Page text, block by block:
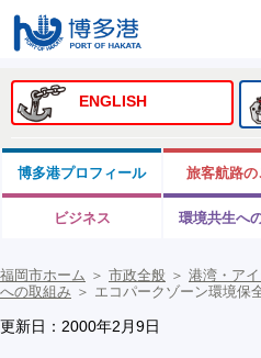
ENGLISH
博多港プロフィール 旅客航路の
ビジネス 環境共生へ
福岡市ホーム ＞ 市政全般 ＞ 港湾・ア
への取組み ＞ エコパークゾーン環境保
更新日：2000年2月9日